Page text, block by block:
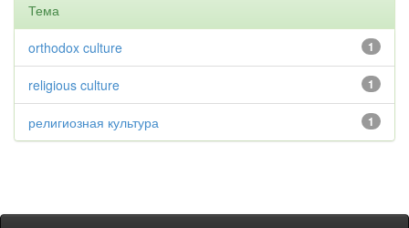
Тема
1
orthodox culture
1
religious culture
1
религиозная культура